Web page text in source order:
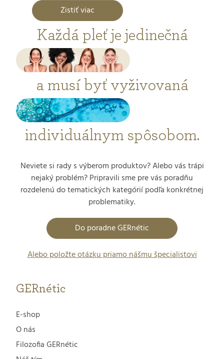
Zistiť viac
Každá pleť je jedinečná
a musí byť vyživovaná
individuálnym spôsobom.
Neviete si rady s výberom produktov? Alebo vás trápi
nejaký problém? Pripravili sme pre vás poradňu
rozdelenú do tematických kategórií podľa konkrétnej
problematiky.
Do poradne GERnétic
Alebo položte otázku priamo nášmu špecialistovi
GERnétic
E-shop
O nás
Filozofia GERnétic